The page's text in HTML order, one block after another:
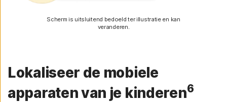
Scherm is uitsluitend bedoeld ter illustratie en kan
veranderen.
Lokaliseer de mobiele
apparaten van je kinderen6